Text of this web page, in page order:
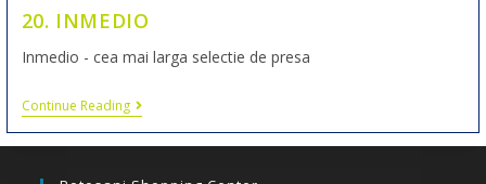
20. INMEDIO
Inmedio - cea mai larga selectie de presa
Continue Reading